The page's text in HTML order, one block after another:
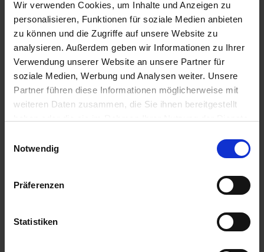
Wir verwenden Cookies, um Inhalte und Anzeigen zu
personalisieren, Funktionen für soziale Medien anbieten
zu können und die Zugriffe auf unsere Website zu
analysieren. Außerdem geben wir Informationen zu Ihrer
Verwendung unserer Website an unsere Partner für
soziale Medien, Werbung und Analysen weiter. Unsere
Partner führen diese Informationen möglicherweise mit
weiteren Daten zusammen, die Sie ihnen bereitgestellt
Notwendig
Präferenzen
Statistiken
BAT Pro Min.R 7566
Artikel-Nr.: 22528-02